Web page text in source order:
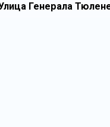
Генерала